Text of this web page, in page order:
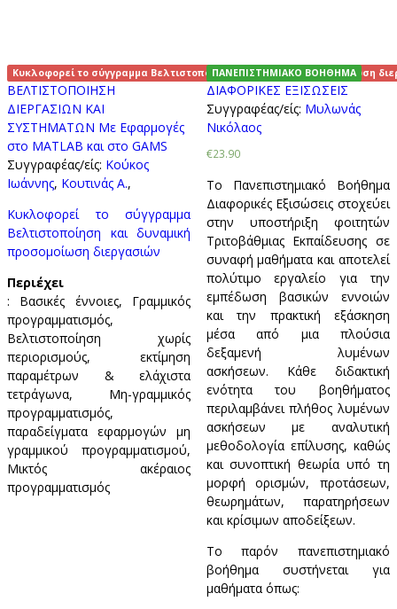
Κυκλοφορεί το σύγγραμμα Βελτιστοποίηση και δυναμική προσομοίωση
ΒΕΛΤΙΣΤΟΠΟΙΗΣΗ
ΔΙΕΡΓΑΣΙΩΝ ΚΑΙ
ΣΥΣΤΗΜΑΤΩΝ Με Εφαρμογές
στο MATLAB και στο GAMS
Συγγραφέας/είς: Κούκος
Ιωάννης, Κουτινάς Α.,
Κυκλοφορεί το σύγγραμμα
Βελτιστοποίηση και δυναμική
προσομοίωση διεργασιών
Περιέχει
: Βασικές έννοιες, Γραμμικός
προγραμματισμός,
Βελτιστοποίηση χωρίς
περιορισμούς, εκτίμηση
παραμέτρων & ελάχιστα
τετράγωνα, Μη-γραμμικός
προγραμματισμός,
παραδείγματα εφαρμογών μη
γραμμικού προγραμματισμού,
Μικτός ακέραιος
προγραμματισμός
ΠΑΝΕΠΙΣΤΗΜΙΑΚΟ ΒΟΗΘΗΜΑ
ΔΙΑΦΟΡΙΚΕΣ ΕΞΙΣΩΣΕΙΣ
Συγγραφέας/είς: Μυλωνάς
Νικόλαος
€23.90
Το Πανεπιστημιακό Βοήθημα
Διαφορικές Εξισώσεις στοχεύει
στην υποστήριξη φοιτητών
Τριτοβάθμιας Εκπαίδευσης σε
συναφή μαθήματα και αποτελεί
πολύτιμο εργαλείο για την
εμπέδωση βασικών εννοιών
και την πρακτική εξάσκηση
μέσα από μια πλούσια
δεξαμενή λυμένων
ασκήσεων. Κάθε διδακτική
ενότητα του βοηθήματος
περιλαμβάνει πλήθος λυμένων
ασκήσεων με αναλυτική
μεθοδολογία επίλυσης, καθώς
και συνοπτική θεωρία υπό τη
μορφή ορισμών, προτάσεων,
θεωρημάτων, παρατηρήσεων
και κρίσιμων αποδείξεων.
Το παρόν πανεπιστημιακό
βοήθημα συστήνεται για
μαθήματα όπως: